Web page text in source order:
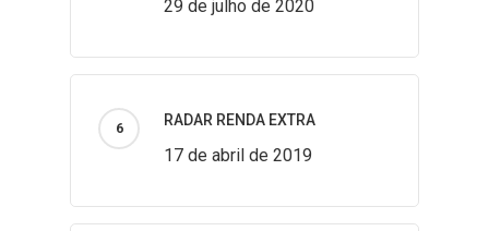
29 de julho de 2020
RADAR RENDA EXTRA
17 de abril de 2019